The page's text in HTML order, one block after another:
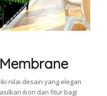
nilai desain yang elegan
ikon dan fitur bagi